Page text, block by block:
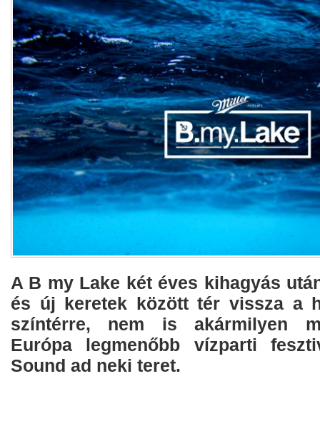
A B my Lake két éves kihagyás
és új keretek között tér vissza a
színtérre, nem is akármilyen
Európa legmenőbb vízparti
Sound ad neki teret.